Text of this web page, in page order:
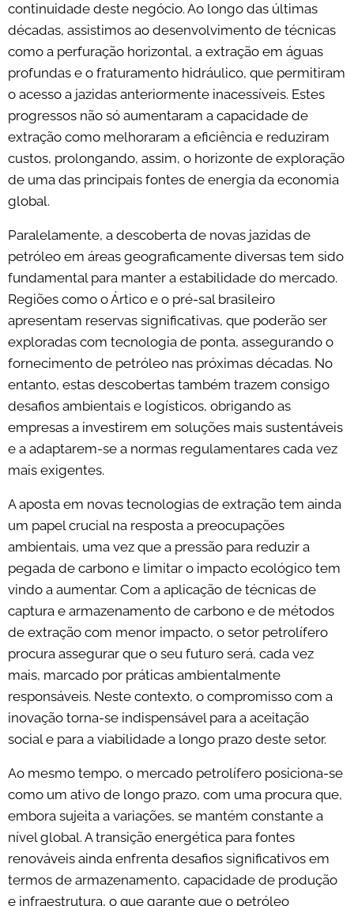
continuidade deste negócio. Ao longo das últimas
décadas, assistimos ao desenvolvimento de técnicas
como a perfuração horizontal, a extração em águas
profundas e o fraturamento hidráulico, que permitiram
o acesso a jazidas anteriormente inacessíveis. Estes
progressos não só aumentaram a capacidade de
extração como melhoraram a eficiência e reduziram
custos, prolongando, assim, o horizonte de exploração
de uma das principais fontes de energia da economia
global.
Paralelamente, a descoberta de novas jazidas de
petróleo em áreas geograficamente diversas tem sido
fundamental para manter a estabilidade do mercado.
Regiões como o Ártico e o pré-sal brasileiro
apresentam reservas significativas, que poderão ser
exploradas com tecnologia de ponta, assegurando o
fornecimento de petróleo nas próximas décadas. No
entanto, estas descobertas também trazem consigo
desafios ambientais e logísticos, obrigando as
empresas a investirem em soluções mais sustentáveis
e a adaptarem-se a normas regulamentares cada vez
mais exigentes.
A aposta em novas tecnologias de extração tem ainda
um papel crucial na resposta a preocupações
ambientais, uma vez que a pressão para reduzir a
pegada de carbono e limitar o impacto ecológico tem
vindo a aumentar. Com a aplicação de técnicas de
captura e armazenamento de carbono e de métodos
de extração com menor impacto, o setor petrolífero
procura assegurar que o seu futuro será, cada vez
mais, marcado por práticas ambientalmente
responsáveis. Neste contexto, o compromisso com a
inovação torna-se indispensável para a aceitação
social e para a viabilidade a longo prazo deste setor.
Ao mesmo tempo, o mercado petrolífero posiciona-se
como um ativo de longo prazo, com uma procura que,
embora sujeita a variações, se mantém constante a
nível global. A transição energética para fontes
renováveis ainda enfrenta desafios significativos em
termos de armazenamento, capacidade de produção
e infraestrutura, o que garante que o petróleo